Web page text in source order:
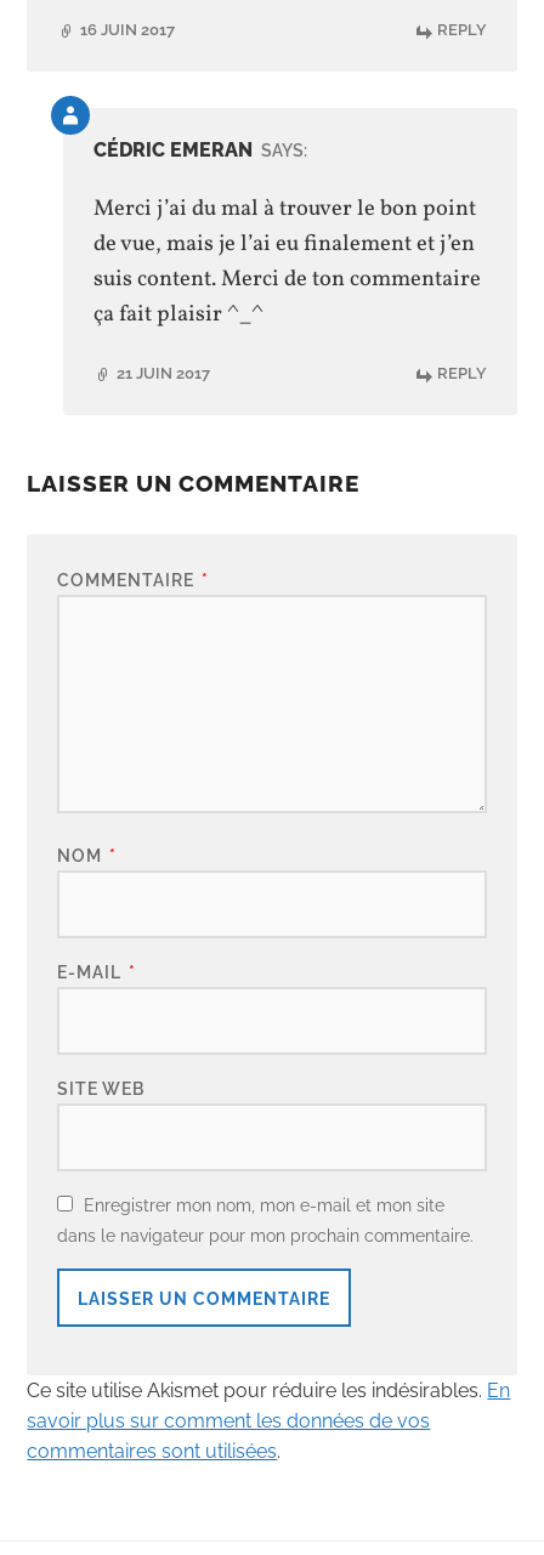
16 JUIN 2017 REPLY
Comment
by
postCÉDRIC EMERAN SAYS:
Merci j’ai du mal à trouver le bon point
de vue, mais je l’ai eu finalement et j’en
suis content. Merci de ton commentaire
ça fait plaisir ^_^
21 JUIN 2017 REPLY
LAISSER UN COMMENTAIRE
COMMENTAIRE *
NOM *
E-MAIL *
SITE WEB
Enregistrer mon nom, mon e-mail et mon site
dans le navigateur pour mon prochain commentaire.
Ce site utilise Akismet pour réduire les indésirables. En
savoir plus sur comment les données de vos
commentaires sont utilisées.